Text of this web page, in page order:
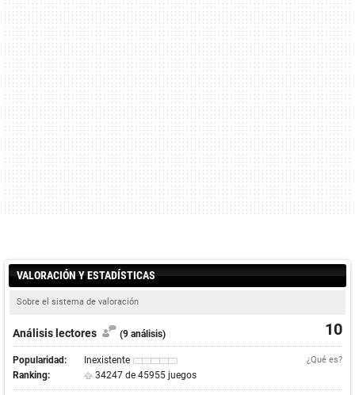
VALORACIÓN Y ESTADÍSTICAS
Sobre el sistema de valoración
10
Análisis lectores (9 análisis)
Popularidad: Inexistente ¿Qué es?
Ranking: 34247 de 45955 juegos